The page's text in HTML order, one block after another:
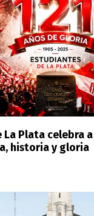
Plata celebra
historia y gloria